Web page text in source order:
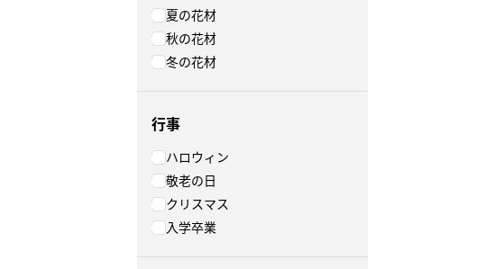
夏の花材
秋の花材
冬の花材
行事
ハロウィン
敬老の日
クリスマス
入学卒業